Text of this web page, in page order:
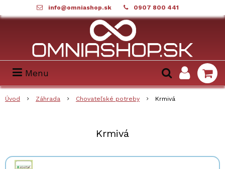
info@omniashop.sk 0907 800 441
Menu
Úvod Záhrada Chovateľské potreby Krmivá
Krmivá